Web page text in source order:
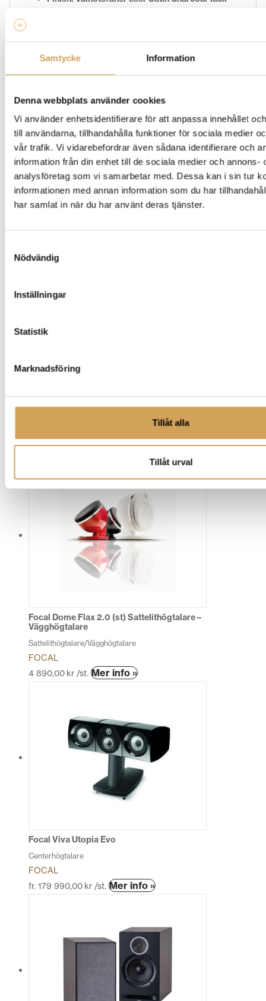
Samtycke Information
Denna webbplats använder cookies
Vi använder enhetsidentifierare för att anpassa innehållet
till användarna, tillhandahålla funktioner för sociala medier
vår trafik. Vi vidarebefordrar även sådana identifierare och
information från din enhet till de sociala medier och annons-
analysföretag som vi samarbetar med. Dessa kan i sin tur
informationen med annan information som du har
har samlat in när du har använt deras tjänster.
Nödvändig
Inställningar
Statistik
Marknadsföring
Tillåt alla
Tillåt urval
som tillval,snabbstartsguide
Garanti 2år
Ytterligare information
FärgFused Walnut,Satin Charcoal
Varumärke
Experience och utforska vår kollektion av
högkvalitativa ljudprodukter! Här hittar du allt ifrån
högtalarsystem och musiksystem. Oavsett om du letar
ljudupplevelse har vi det du behöver. Med Ruark Audio
av Ruark Audio produkter idag och ta din
Relaterade produkter
Focal Dome Flax 2.0 (st) Sattelithögtalare –
Vägghögtalare
Sattelithögtalare/Vägghögtalare
FOCAL
4 890,00 kr /st. Mer info »Den
flera
varianter.
De
olika
alternativen
kan
Focal Viva Utopia Evo
Centerhögtalare
FOCAL
fr. 179 990,00 kr /st. Mer info »Den
har
De
olika
alternativen